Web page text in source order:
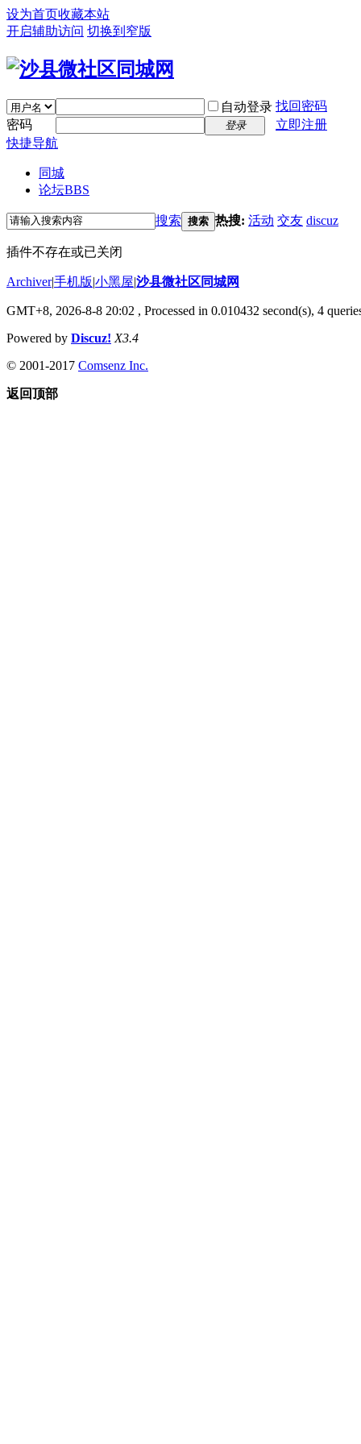
设为首页收藏本站
开启辅助访问 切换到窄版
自动登录 找回密码
密码
登录
立即注册
快捷导航
同城
论坛BBS
搜索 搜索 热搜: 活动 交友 discuz
插件不存在或已关闭
Archiver|手机版|小黑屋|沙县微社区同城网
GMT+8, 2026-8-8 20:02 , Processed in 0.010432 second(s), 4
Powered by Discuz! X3.4
© 2001-2017 Comsenz Inc.
返回顶部